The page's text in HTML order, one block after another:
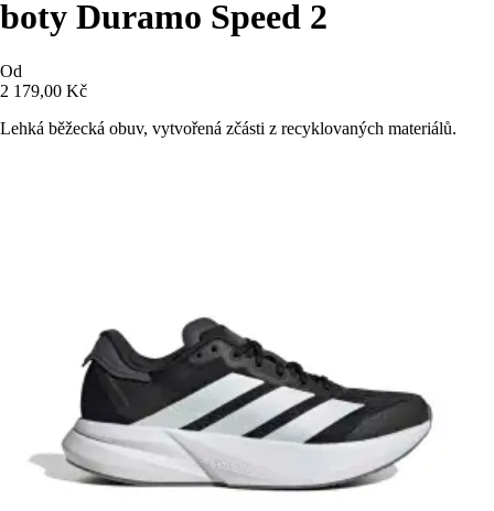
boty Duramo Speed 2
Od
2 179,00 Kč
Lehká běžecká obuv, vytvořená zčásti z recyklovaných materiálů.